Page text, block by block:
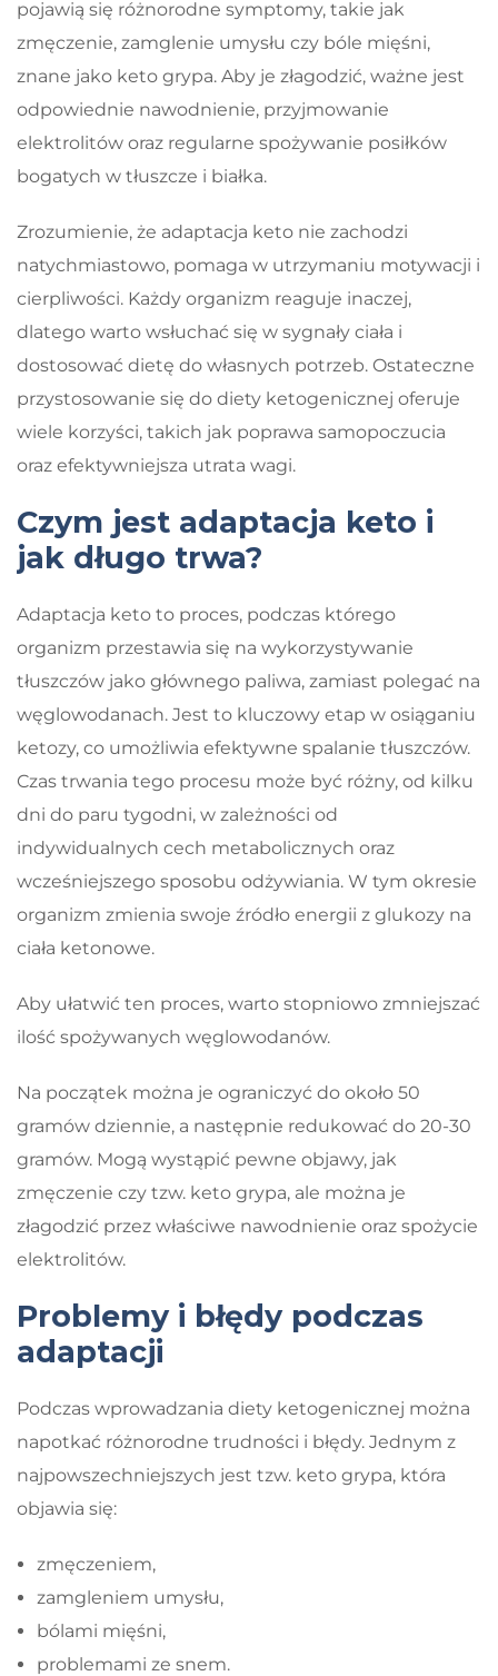
pojawią się różnorodne symptomy, takie jak
zmęczenie, zamglenie umysłu czy bóle mięśni,
znane jako keto grypa. Aby je złagodzić, ważne jest
odpowiednie nawodnienie, przyjmowanie
elektrolitów oraz regularne spożywanie posiłków
bogatych w tłuszcze i białka.
Zrozumienie, że adaptacja keto nie zachodzi
natychmiastowo, pomaga w utrzymaniu motywacji i
cierpliwości. Każdy organizm reaguje inaczej,
dlatego warto wsłuchać się w sygnały ciała i
dostosować dietę do własnych potrzeb. Ostateczne
przystosowanie się do diety ketogenicznej oferuje
wiele korzyści, takich jak poprawa samopoczucia
oraz efektywniejsza utrata wagi.
Czym jest adaptacja keto i
jak długo trwa?
Adaptacja keto to proces, podczas którego
organizm przestawia się na wykorzystywanie
tłuszczów jako głównego paliwa, zamiast polegać na
węglowodanach. Jest to kluczowy etap w osiąganiu
ketozy, co umożliwia efektywne spalanie tłuszczów.
Czas trwania tego procesu może być różny, od kilku
dni do paru tygodni, w zależności od
indywidualnych cech metabolicznych oraz
wcześniejszego sposobu odżywiania. W tym okresie
organizm zmienia swoje źródło energii z glukozy na
ciała ketonowe.
Aby ułatwić ten proces, warto stopniowo zmniejszać
ilość spożywanych węglowodanów.
Na początek można je ograniczyć do około 50
gramów dziennie, a następnie redukować do 20-30
gramów. Mogą wystąpić pewne objawy, jak
zmęczenie czy tzw. keto grypa, ale można je
złagodzić przez właściwe nawodnienie oraz spożycie
elektrolitów.
Problemy i błędy podczas
adaptacji
Podczas wprowadzania diety ketogenicznej można
napotkać różnorodne trudności i błędy. Jednym z
najpowszechniejszych jest tzw. keto grypa, która
objawia się:
zmęczeniem,
zamgleniem umysłu,
bólami mięśni,
problemami ze snem.